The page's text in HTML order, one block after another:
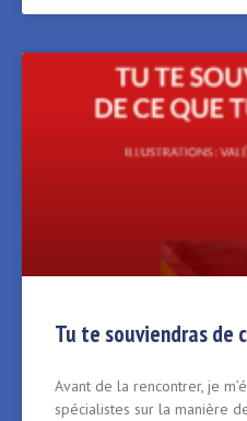
Tu te souviendras de
Avant de la rencontrer, je
spécialistes sur la manière